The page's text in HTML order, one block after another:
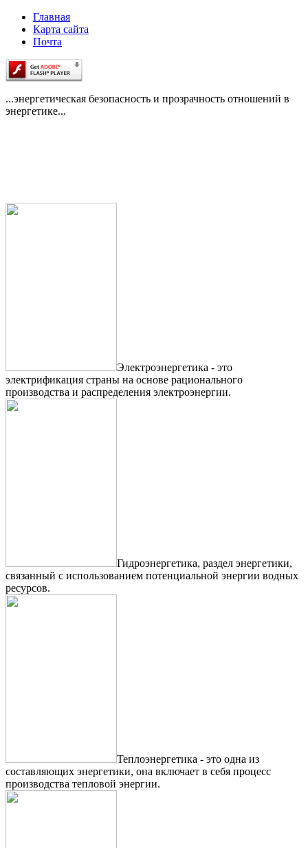
Главная
Карта сайта
Почта
...энергетическая безопасность и прозрачность отношений в
энергетике...
Электроэнергетика - это
электрификация страны на основе рационального
производства и распределения электроэнергии.
Гидроэнергетика, раздел энергетики,
связанный с использованием потенциальной энергии водных
ресурсов.
Теплоэнергетика - это одна из
составляющих энергетики, она включает в себя процесс
производства тепловой энергии.